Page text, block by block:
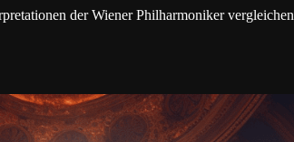
der Wiener Philharmoniker vergleichen